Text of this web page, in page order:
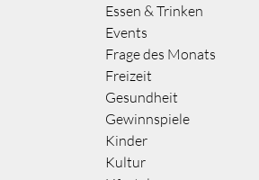
Essen & Trinken
Events
Frage des Monats
Freizeit
Gesundheit
Gewinnspiele
Kinder
Kultur